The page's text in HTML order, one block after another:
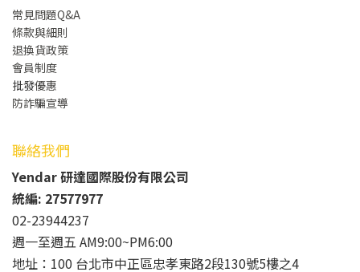
常見問題Q&A
條款與細則
退換貨政策
會員制度
批發優惠
防詐騙宣導
聯絡我們
Yendar 研達國際股份有限公司
統編: 27577977
02-23944237
週一至週五 AM9:00~PM6:00
地址：100 台北市中正區忠孝東路2段130號5樓之4